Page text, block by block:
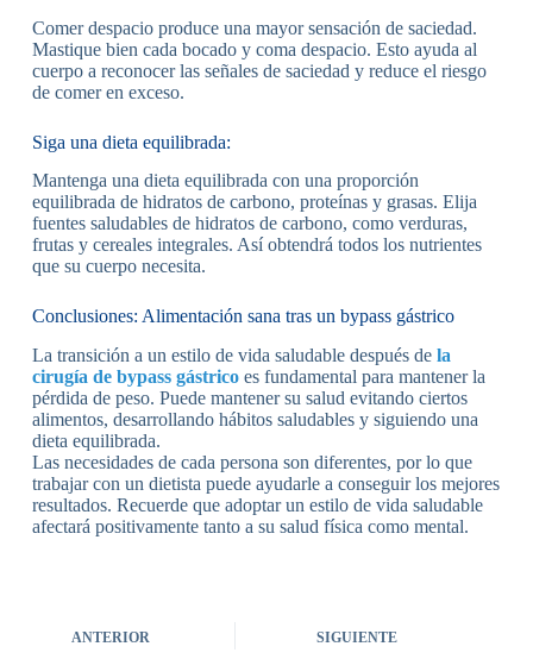
Comer despacio produce una mayor sensación de saciedad.
Mastique bien cada bocado y coma despacio. Esto ayuda al
cuerpo a reconocer las señales de saciedad y reduce el riesgo
de comer en exceso.
Siga una dieta equilibrada:
Mantenga una dieta equilibrada con una proporción
equilibrada de hidratos de carbono, proteínas y grasas. Elija
fuentes saludables de hidratos de carbono, como verduras,
frutas y cereales integrales. Así obtendrá todos los nutrientes
que su cuerpo necesita.
Conclusiones: Alimentación sana tras un bypass gástrico
La transición a un estilo de vida saludable después de la
cirugía de bypass gástricoes fundamental para mantener la
pérdida de peso. Puede mantener su salud evitando ciertos
alimentos, desarrollando hábitos saludables y siguiendo una
dieta equilibrada.
Las necesidades de cada persona son diferentes, por lo que
trabajar con un dietista puede ayudarle a conseguir los mejores
resultados. Recuerde que adoptar un estilo de vida saludable
afectará positivamente tanto a su salud física como mental.
ANTERIOR SIGUIENTE